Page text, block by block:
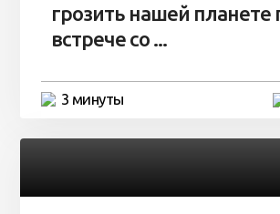
грозить нашей планете
встрече со ...
3 минуты